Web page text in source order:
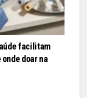
facilitam
doar na